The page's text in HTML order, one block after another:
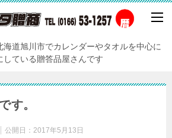
道旭川市でカレンダーやタオルを中心に
ている贈答品屋さんです
す。
公開日： 2017年5月13日